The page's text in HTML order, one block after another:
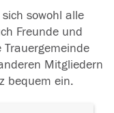
sowohl alle
Freunde und
Mitgliedern
bequem ein.